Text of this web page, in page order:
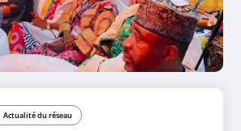
Actualité du réseau